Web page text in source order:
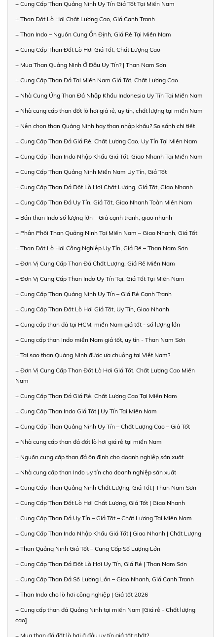
+ Cung Cấp Than Quảng Ninh Uy Tín Giá Tốt Tại Miền Nam
+ Than Đốt Lò Hơi Chất Lượng Cao, Giá Cạnh Tranh
+ Than Indo – Nguồn Cung Ổn Định, Giá Rẻ Tại Miền Nam
+ Cung Cấp Than Đốt Lò Hơi Giá Tốt, Chất Lượng Cao
+ Mua Than Quảng Ninh Ở Đâu Uy Tín? | Than Nam Sơn
+ Cung Cấp Than Đá Tại Miền Nam Giá Tốt, Chất Lượng Cao
+ Nhà Cung Ứng Than Đá Nhập Khẩu Indonesia Uy Tín Tại Miền Nam
+ Nhà cung cấp than đốt lò hơi giá rẻ, uy tín, chất lượng tại miền Nam
+ Nên chọn than Quảng Ninh hay than nhập khẩu? So sánh chi tiết
+ Cung Cấp Than Đá Giá Rẻ, Chất Lượng Cao, Uy Tín Tại Miền Nam
+ Cung Cấp Than Indo Nhập Khẩu Giá Tốt, Giao Nhanh Tại Miền Nam
+ Cung Cấp Than Quảng Ninh Miền Nam Uy Tín, Giá Tốt
+ Cung Cấp Than Đá Đốt Lò Hơi Chất Lượng, Giá Tốt, Giao Nhanh
+ Cung Cấp Than Đá Uy Tín, Giá Tốt, Giao Nhanh Toàn Miền Nam
+ Bán than Indo số lượng lớn – Giá cạnh tranh, giao nhanh
+ Phân Phối Than Quảng Ninh Tại Miền Nam – Giao Nhanh, Giá Tốt
+ Than Đốt Lò Hơi Công Nghiệp Uy Tín, Giá Rẻ – Than Nam Sơn
+ Đơn Vị Cung Cấp Than Đá Chất Lượng, Giá Rẻ Miền Nam
+ Đơn Vị Cung Cấp Than Indo Uy Tín Tại, Giá Tốt Tại Miền Nam
+ Cung Cấp Than Quảng Ninh Uy Tín – Giá Rẻ Cạnh Tranh
+ Cung Cấp Than Đốt Lò Hơi Giá Tốt, Uy Tín, Giao Nhanh
+ Cung cấp than đá tại HCM, miền Nam giá tốt - số lượng lớn
+ Cung cấp than Indo miền Nam giá tốt, uy tín - Than Nam Sơn
+ Tại sao than Quảng Ninh được ưa chuộng tại Việt Nam?
+ Đơn Vị Cung Cấp Than Đốt Lò Hơi Giá Tốt, Chất Lượng Cao Miền
Nam
+ Cung Cấp Than Đá Giá Rẻ, Chất Lượng Cao Tại Miền Nam
+ Cung Cấp Than Indo Giá Tốt | Uy Tín Tại Miền Nam
+ Cung Cấp Than Quảng Ninh Uy Tín – Chất Lượng Cao – Giá Tốt
+ Nhà cung cấp than đá đốt lò hơi giá rẻ tại miền Nam
+ Nguồn cung cấp than đá ổn định cho doanh nghiệp sản xuất
+ Nhà cung cấp than Indo uy tín cho doanh nghiệp sản xuất
+ Cung Cấp Than Quảng Ninh Chất Lượng, Giá Tốt | Than Nam Sơn
+ Cung Cấp Than Đốt Lò Hơi Chất Lượng, Giá Tốt | Giao Nhanh
+ Cung Cấp Than Đá Uy Tín – Giá Tốt – Chất Lượng Tại Miền Nam
+ Cung Cấp Than Indo Nhập Khẩu Giá Tốt | Giao Nhanh | Chất Lượng
+ Than Quảng Ninh Giá Tốt – Cung Cấp Số Lượng Lớn
+ Cung Cấp Than Đá Đốt Lò Hơi Uy Tín, Giá Rẻ | Than Nam Sơn
+ Cung Cấp Than Đá Số Lượng Lớn – Giao Nhanh, Giá Cạnh Tranh
+ Than Indo cho lò hơi công nghiệp | Giá tốt 2026
+ Cung cấp than đá Quảng Ninh tại miền Nam [Giá rẻ - Chất lượng
cao]
+ Mua than đá đốt lò hơi ở đâu uy tín giá tốt nhất?